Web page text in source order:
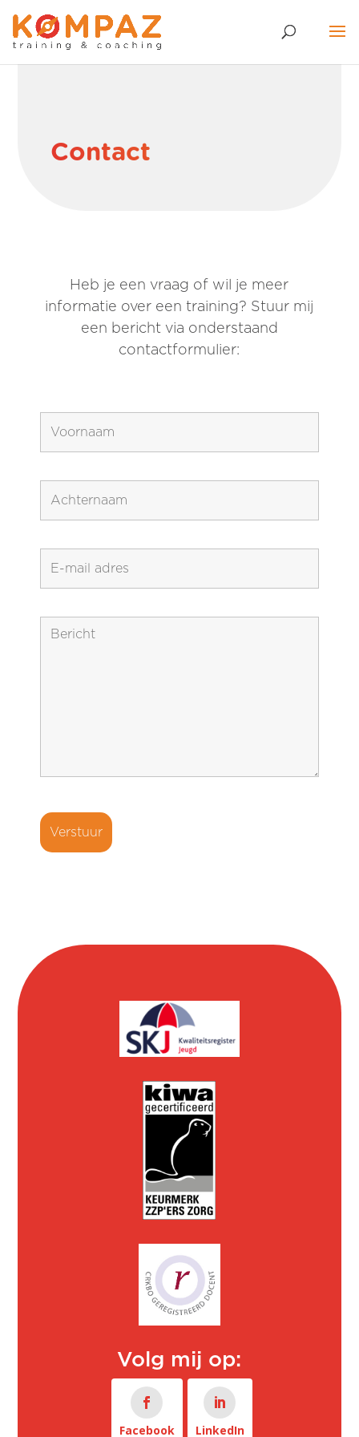
Contact
Heb je een vraag of wil je meer
informatie over een training? Stuur mij
een bericht via onderstaand
contactformulier:
Volg mij op:
Facebook LinkedIn